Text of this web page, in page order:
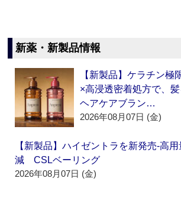
新薬・新製品情報
【新製品】ケラチン極
×高浸透密着処方で、
ヘアケアブラン…
2026年08月07日 (金)
【新製品】ハイゼントラを新発売‐高
減 CSLベーリング
2026年08月07日 (金)